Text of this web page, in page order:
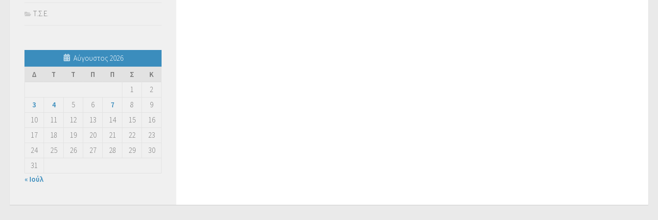
Τ.Σ.Ε.
Αύγουστος 2026
Δ
Τ Τ Π Π Σ
Κ
1
2
3
4 5 6 7 8
9
10
11 12 13 14 15
16
17
18 19 20 21 22
23
24
25 26 27 28 29
30
31
« Ιούλ